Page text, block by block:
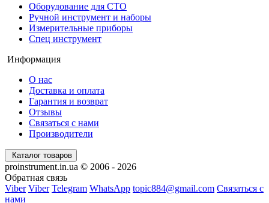
Оборудование для СТО
Ручной инструмент и наборы
Измерительные приборы
Спец инструмент
Информация
О нас
Доставка и оплата
Гарантия и возврат
Отзывы
Связаться с нами
Производители
Каталог товаров
proinstrument.in.ua © 2006 - 2026
Обратная связь
Viber Viber Telegram WhatsApp topic884@gmail.com Связаться с
нами